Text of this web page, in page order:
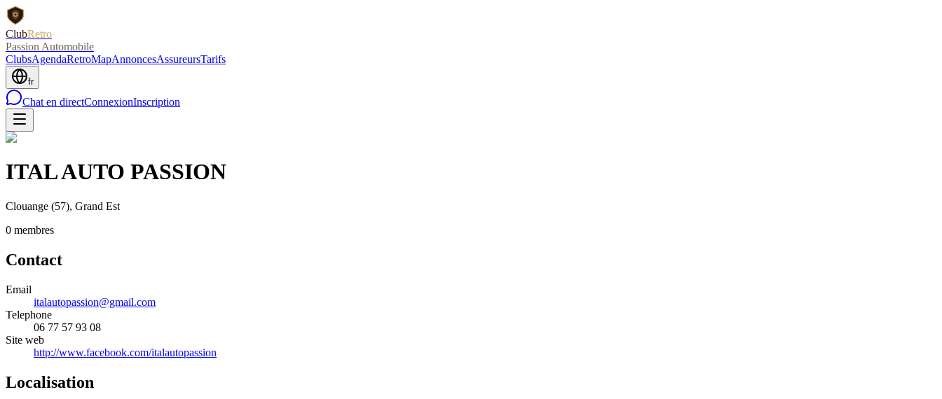
ClubRetro
Passion Automobile
ClubsAgendaRetroMapAnnoncesAssureursTarifs
fr
Chat en directConnexionInscription
ITAL AUTO PASSION
Clouange (57), Grand Est
0 membres
Contact
Email
italautopassion@gmail.com
Telephone
06 77 57 93 08
Site web
http://www.facebook.com/italautopassion
Localisation